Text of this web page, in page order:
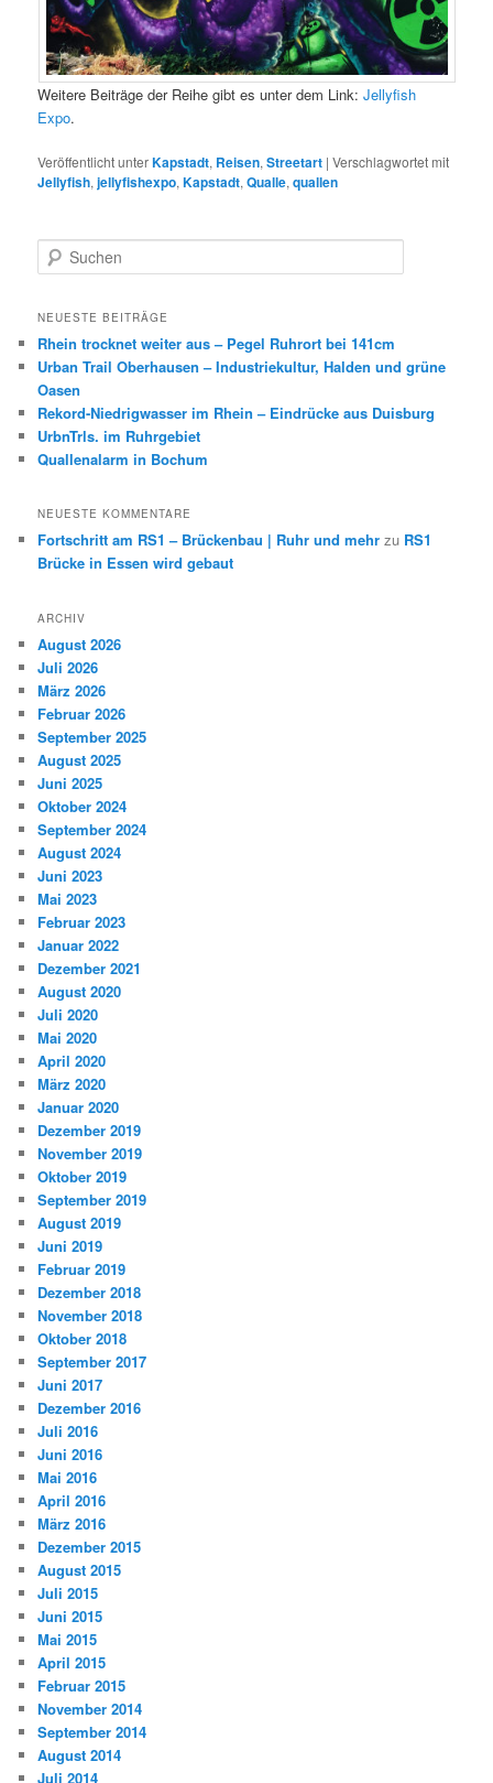
Weitere Beiträge der Reihe gibt es unter dem Link:Jellyfish
Expo.
Veröffentlicht unterKapstadt, Reisen,Streetart |Verschlagwortet mit
Jellyfish,jellyfishexpo,Kapstadt,Qualle,quallen
u
h
n
NEUESTE BEITRÄGE
Rhein trocknet weiter aus – Pegel Ruhrort bei 141cm
Urban Trail Oberhausen – Industriekultur, Halden und grüne
Oasen
Rekord-Niedrigwasser im Rhein – Eindrücke aus Duisburg
UrbnTrls. im Ruhrgebiet
Quallenalarm in Bochum
NEUESTE KOMMENTARE
Fortschritt am RS1 – Brückenbau | Ruhr und mehr zu RS1
Brücke in Essen wird gebaut
ARCHIV
August 2026
Juli 2026
März 2026
Februar 2026
September 2025
August 2025
Juni 2025
Oktober 2024
September 2024
August 2024
Juni 2023
Mai 2023
Februar 2023
Januar 2022
Dezember 2021
August 2020
Juli 2020
Mai 2020
April 2020
März 2020
Januar 2020
Dezember 2019
November 2019
Oktober 2019
September 2019
August 2019
Juni 2019
Februar 2019
Dezember 2018
November 2018
Oktober 2018
September 2017
Juni 2017
Dezember 2016
Juli 2016
Juni 2016
Mai 2016
April 2016
März 2016
Dezember 2015
August 2015
Juli 2015
Juni 2015
Mai 2015
April 2015
Februar 2015
November 2014
September 2014
August 2014
Juli 2014